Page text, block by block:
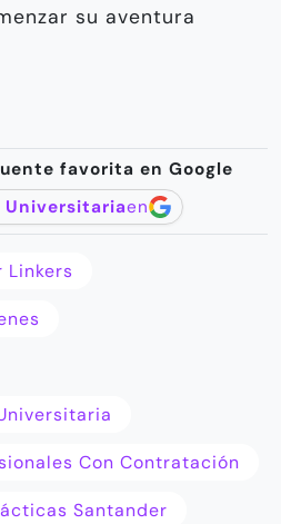
su aventura
favorita en Google
Universitariaen
Linkers
Con Contratación
Santander